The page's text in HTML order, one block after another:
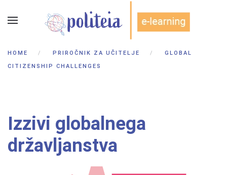
HOME PRIROČNIK ZA UČITELJE
GLOBAL
CITIZENSHIP CHALLENGES
Izzivi globalnega
državljanstva